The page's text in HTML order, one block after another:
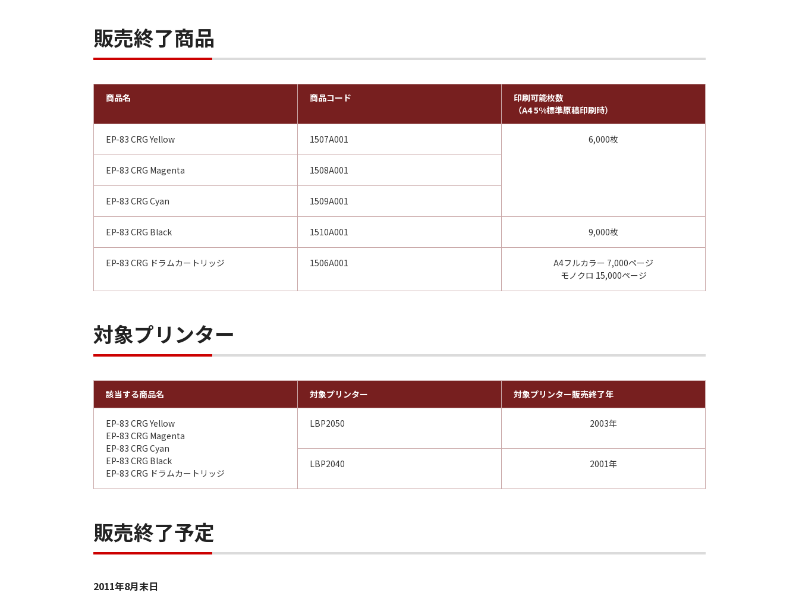
販売終了商品
商品名 商品コード
印刷可能枚数
（A4 5%標準原稿印刷時）
EP-83 CRG Yellow 1507A001 6,000枚
EP-83 CRG Magenta 1508A001
EP-83 CRG Cyan 1509A001
EP-83 CRG Black 1510A001 9,000枚
EP-83 CRG ドラムカートリッジ 1506A001
A4フルカラー 7,000ページ
モノクロ 15,000ページ
対象プリンター
該当する商品名 対象プリンター 対象プリンター販売終了年
EP-83 CRG Yellow
EP-83 CRG Magenta
EP-83 CRG Cyan
EP-83 CRG Black
EP-83 CRG ドラムカートリッジ
LBP2050 2003年
LBP2040 2001年
販売終了予定
2011年8月末日